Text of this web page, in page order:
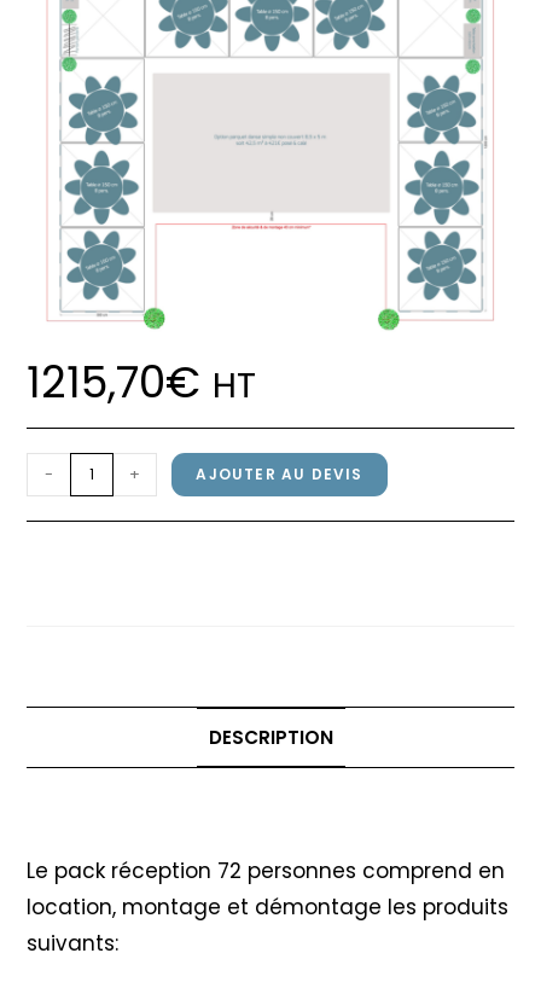
1215,70€ HT
quantité
de
Pack
Parquet
- + AJOUTER AU DEVIS
DESCRIPTION
Le pack réception 72 personnes comprend en
location, montage et démontage les produits
suivants: